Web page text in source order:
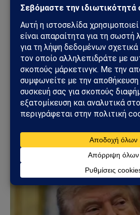
ΚΌΣΜΟΣ
Ισπανία – Ιταλία: Συνοριακοί
στην Ευρώπη
08/08/2026